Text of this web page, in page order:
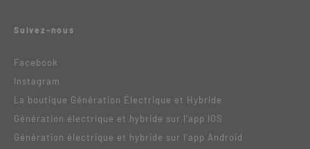
Suivez-nous
Facebook
Instagram
La boutique Génération Électrique et Hybride
Génération électrique et hybride sur l’app IOS
Génération électrique et hybride sur l’app Android